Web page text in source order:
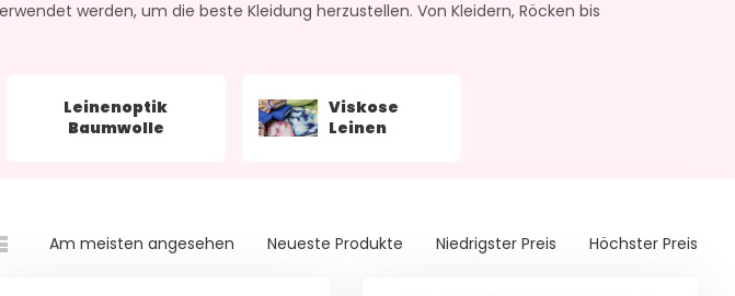
werden, um die beste Kleidung herzustellen. Von Kleidern, Röcken bis
Leinenoptik
Baumwolle
Viskose
Leinen
Am meisten angesehen Neueste Produkte Niedrigster Preis Höchster Preis